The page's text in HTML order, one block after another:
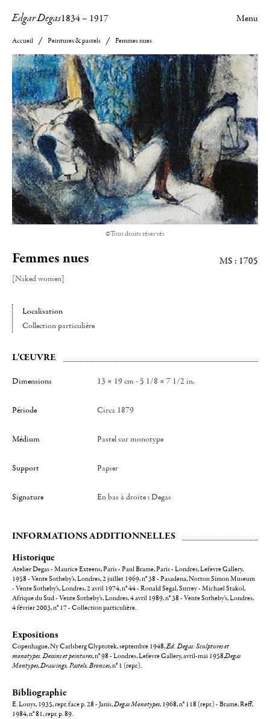
Edgar Degas1834– 1917 Menu
Accueil Peintures & pastels Femmes nues
©Tous droits réservés
Femmes nues
[Naked women]
MS : 1705
Localisation
Collection particulière
L'ŒUVRE
Dimensions 13 × 19 cm - 5 1/8 × 7 1/2 in.
Période Circa 1879
Médium Pastel sur monotype
Support Papier
Signature en bas à droite : Degas
INFORMATIONS ADDITIONNELLES
Historique
Atelier Degas - Maurice Exteens, Paris - Paul Brame, Paris - Londres, Lefevre Gallery,
1958 - Vente Sotheby's, Londres, 2 juillet 1969, n° 38 - Pasadena, Norton Simon Museum
- Vente Sotheby's, Londres, 2 avril 1974, n° 44 - Ronald Segal, Surrey - Michael Stakol,
Afrique du Sud - Vente Sotheby's, Londres, 4 avril 1989, n° 38 - Vente Sotheby's, Londres,
4 février 2003, n° 17 - Collection particulière.
Expositions
Copenhague, Ny Carlsberg Glyptotek, septembre 1948,Ed. Degas: Sculptures et
monotypes. Dessins et peintures, n° 98 - Londres, Lefevre Gallery, avril-mai 1958,Degas
Montypes,Drawings, Pastels, Bronzes, n° 1 (repr.).
Bibliographie
E. Louys, 1935, repr. face p. 28 - Janis,Degas Monotypes, 1968, n° 118 (repr.) - Brame, Reff,
1984, n° 81, repr. p. 89.